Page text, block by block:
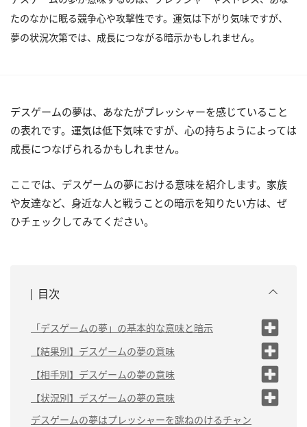
たのなかに眠る競争心や攻撃性です。運気は下がり気味ですが、
夢の状況次第では、成長につながる暗示かもしれません。
デスゲームの夢は、あなたがプレッシャーを感じていること
の表れです。運気は低下気味ですが、心の持ちようによっては
成長につなげられるかもしれません。
ここでは、デスゲームの夢における意味を紹介します。家族
や友達など、身近な人と戦うことの暗示を知りたい方は、ぜ
ひチェックしてみてください。
目次
「デスゲームの夢」の基本的な意味と暗示
（1）プレッシャーを感じて
いる
（2）内なる攻撃性や競争心
（3）状況が悪化する予兆
【結果別】デスゲームの夢の意味
（1）デスゲームで逃げる夢は「逃げ出したい気持
ち」
（2）デスゲームで生き残る夢は「運気上昇の兆
し」
【相手別】デスゲームの夢の意味
（1）デスゲームで家族と戦う夢は「自立の機会」
（2）デスゲームで友達と戦う夢は「競争心の芽生え」
【状況別】デスゲームの夢の意味
（1）デスゲームを主催する夢は「攻撃性の自認」
デスゲームの夢はプレッシャーを跳ねのけるチャン